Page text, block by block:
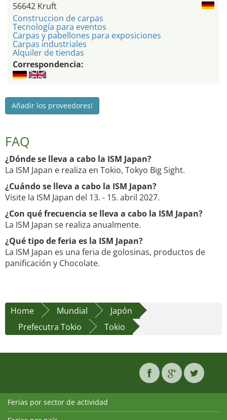
56642 Kruft
Construccion de carpas
Tecnología para eventos
Carpas y pabellones para exposiciones
Carpas industriales
Alquiler de tiendas
Correspondencia:
Añadir los proveedores!
FAQ
¿Dónde se lleva a cabo la ISM Japan?
La ISM Japan e realiza en Tokio, Tokyo Big Sight.
¿Cuándo se lleva a cabo la ISM Japan?
Visite la ISM Japan del 13. - 15. abril 2027.
¿Con qué frecuencia se lleva a cabo la ISM Japan?
La ISM Japan se realiza anualmente.
¿Qué tipo de feria es la ISM Japan?
La ISM Japan es una feria de golosinas, productos de
panificación y Chocolate.
Home Mundial
Japón
Prefecutra Tokio
Tokio
Ferias por sector de actividad